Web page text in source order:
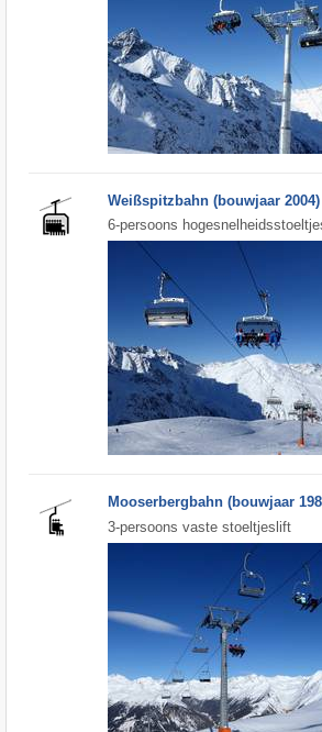
Weißspitzbahn (bouwjaar 2004)
6-persoons
Mooserbergbahn (bouwjaar
3-persoons vaste stoeltjeslift